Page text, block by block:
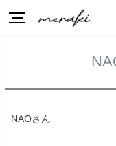
HOME NAOさん商品一覧
NAOさん
価格が安い順
価格が高い順
キーワードヒ